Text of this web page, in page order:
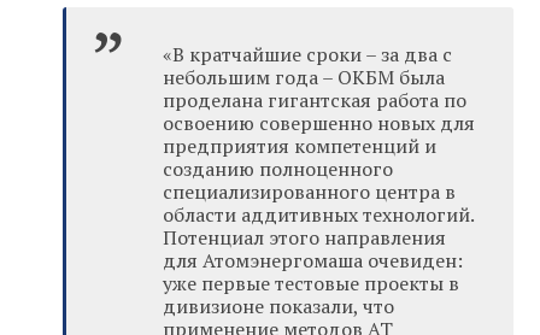
«В кратчайшие сроки – за два с
небольшим года – ОКБМ была
проделана гигантская работа по
освоению совершенно новых для
предприятия компетенций и
созданию полноценного
специализированного центра в
области аддитивных технологий.
Потенциал этого направления
для Атомэнергомаша очевиден:
уже первые тестовые проекты в
дивизионе показали, что
применение методов АТ